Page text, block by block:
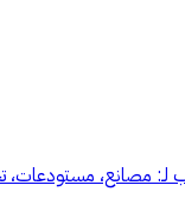
• مناسب لـ: مصانع،